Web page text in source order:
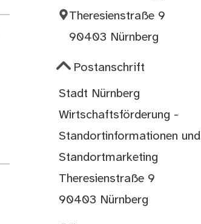
Theresienstraße 9
90403 Nürnberg
Postanschrift
Stadt Nürnberg
Wirtschaftsförderung -
Standortinformationen und
Standortmarketing
Theresienstraße 9
90403 Nürnberg